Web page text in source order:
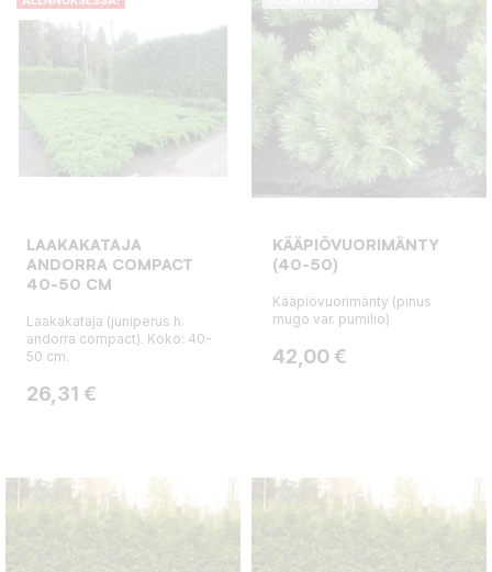
LAAKAKATAJA
ANDORRA COMPACT
40-50 CM
Laakakataja (juniperus h.
andorra compact). Koko: 40-
50 cm.
Hinta
26,31 €
KÄÄPIÖVUORIMÄNTY
(40-50)
Kääpiövuorimänty (pinus
mugo var. pumilio)
Hinta
42,00 €